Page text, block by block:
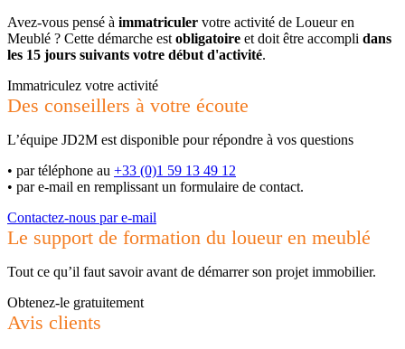
Avez-vous pensé à immatriculer votre activité de Loueur en
Meublé ? Cette démarche est obligatoire et doit être accompli dans
les 15 jours suivants votre début d'activité.
Immatriculez votre activité
Des conseillers à votre écoute
L’équipe JD2M est disponible pour répondre à vos questions
• par téléphone au +33 (0)1 59 13 49 12
• par e-mail en remplissant un formulaire de contact.
Contactez-nous par e-mail
Le support de formation du loueur en meublé
Tout ce qu’il faut savoir avant de démarrer son projet immobilier.
Obtenez-le gratuitement
Avis clients